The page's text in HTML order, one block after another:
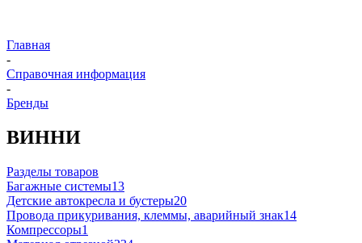
Главная
-
Справочная информация
-
Бренды
ВИННИ
Разделы товаров
Багажные системы13
Детские автокресла и бустеры20
Провода прикуривания, клеммы, аварийный знак14
Компрессоры1